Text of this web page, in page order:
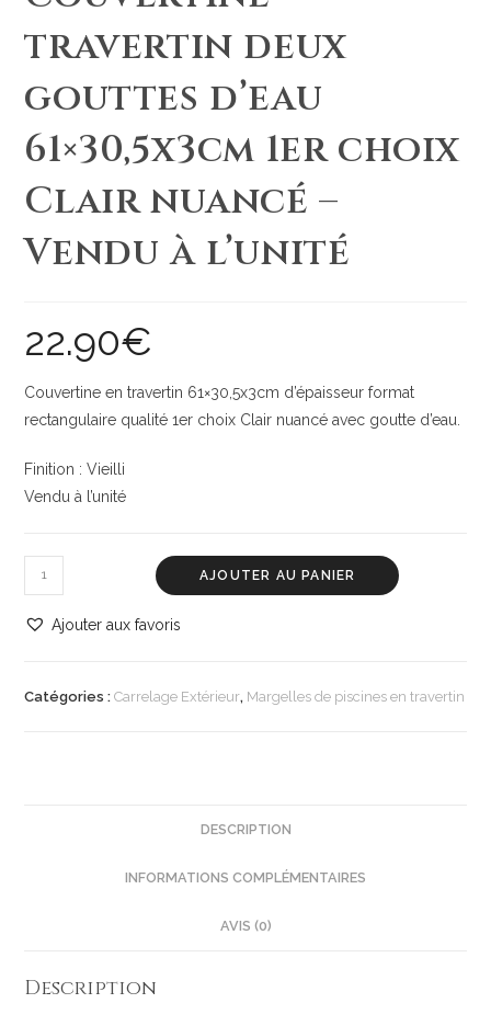
travertin deux
gouttes d’eau
61×30,5x3cm 1er choix
Clair nuancé –
Vendu à l’unité
22.90€
Couvertine en travertin 61×30,5x3cm d’épaisseur format
rectangulaire qualité 1er choix Clair nuancé avec goutte d’eau.
Finition : Vieilli
Vendu à l’unité
AJOUTER AU PANIER
Ajouter aux favoris
Catégories :Carrelage Extérieur, Margelles de piscines en travertin
DESCRIPTION
INFORMATIONS COMPLÉMENTAIRES
AVIS (0)
Description